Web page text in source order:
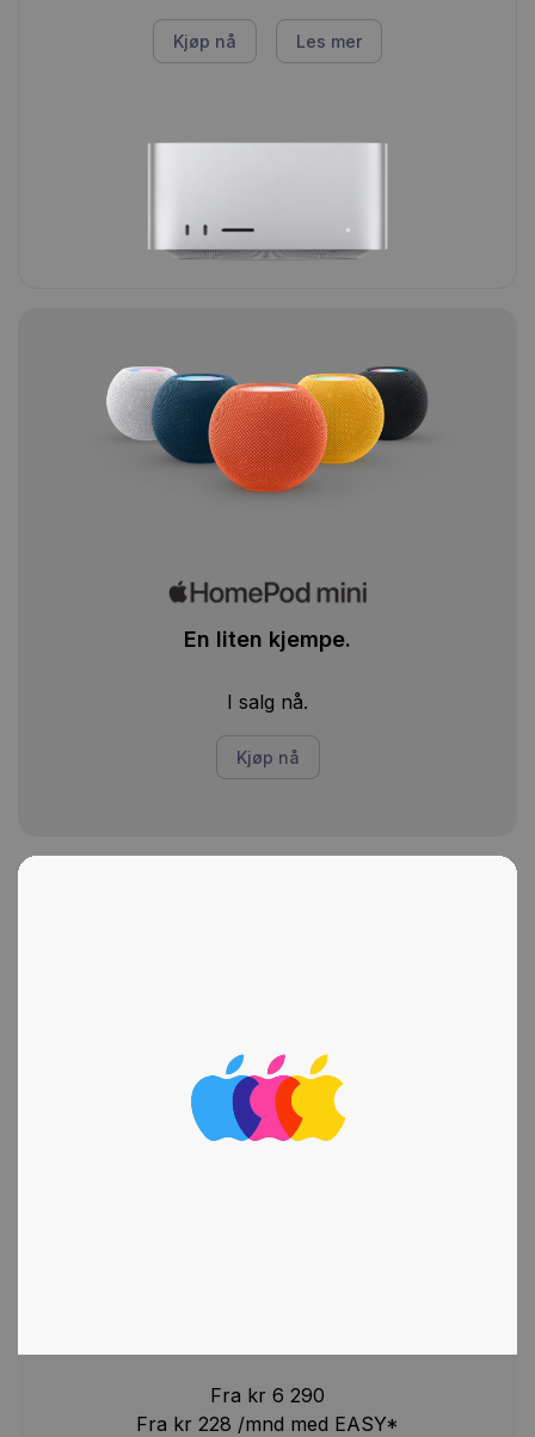
Kjøp nå Les mer
En liten kjempe.
I salg nå.
Kjøp nå
Fra kr 6 290
Fra kr 228 /mnd med EASY*